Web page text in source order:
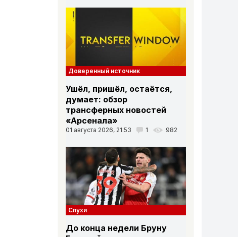
Доверенный источник
Ушёл, пришёл, остаётся,
думает: обзор
трансферных новостей
«Арсенала»
01 августа 2026, 21:53 1 982
Слухи
До конца недели Бруну